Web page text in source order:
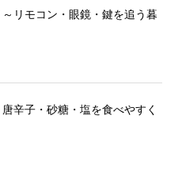
リモコン・眼鏡・鍵を追う暮
辛子・砂糖・塩を食べやすく